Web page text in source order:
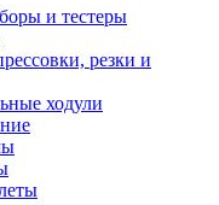
и тестеры
резки и
ходули